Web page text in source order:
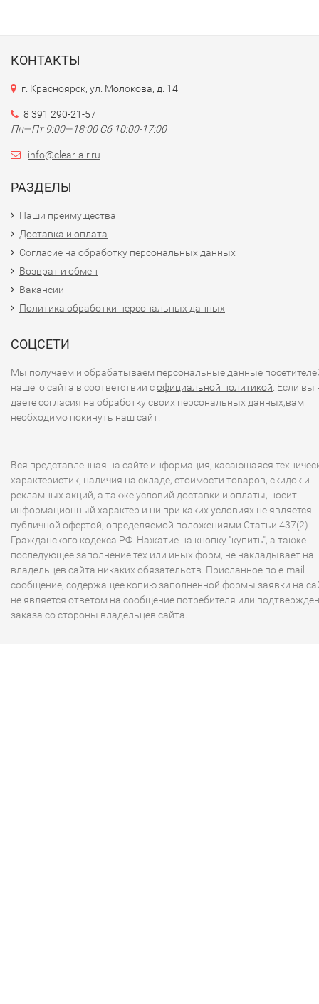
КОНТАКТЫ
г. Красноярск, ул. Молокова, д. 14
8 391 290-21-57
Пн—Пт 9:00—18:00 Сб 10:00-17:00
info@clear-air.ru
РАЗДЕЛЫ
Наши преимущества
Доставка и оплата
Согласие на обработку персональных данных
Возврат и обмен
Вакансии
Политика обработки персональных данных
СОЦСЕТИ
Мы получаем и обрабатываем персональные данные
нашего сайта в соответствии софициальной политикой . Если вы
даете согласия на обработку своих персональных данных,вам
необходимо покинуть наш сайт.
Вся представленная на сайте информация, касающаяся
характеристик, наличия на складе, стоимости товаров, скидок и
рекламных акций, а также условий доставки и оплаты, носит
информационный характер и ни при каких условиях не является
публичной офертой, определяемой положениями Статьи 437(2)
Гражданского кодекса РФ. Нажатие на кнопку "купить", а также
последующее заполнение тех или иных форм, не накладывает на
владельцев сайта никаких обязательств. Присланное по e-mail
сообщение, содержащее копию заполненной формы заявки на
не является ответом на сообщение потребителя или
заказа со стороны владельцев сайта.